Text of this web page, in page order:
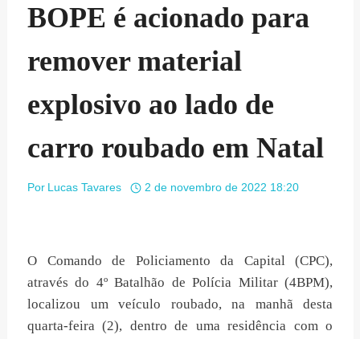
BOPE é acionado para
remover material
explosivo ao lado de
carro roubado em Natal
Por Lucas Tavares 2 de novembro de 2022 18:20
O Comando de Policiamento da Capital (CPC),
através do 4º Batalhão de Polícia Militar (4BPM),
localizou um veículo roubado, na manhã desta
quarta-feira (2), dentro de uma residência com o